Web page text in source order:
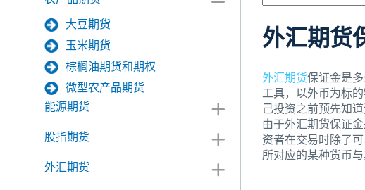
大豆期货
玉米期货
棕榈油期货和期权
微型农产品期货
能源期货
股指期货
外汇期货
外汇期货
外汇期货保证金是
工具，以外币为标
己投资之前预先知
由于外汇期货保证
资者在交易时除了
所对应的某种货币